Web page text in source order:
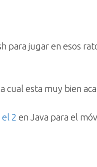
para jugar en esos
cual esta muy bien
el 2 en Java para el